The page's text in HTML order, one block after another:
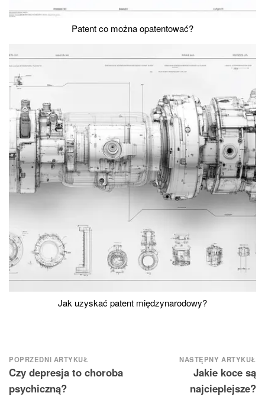
Patent co można opatentować?
Jak uzyskać patent międzynarodowy?
Nawigacja
wpisu
POPRZEDNI ARTYKUŁ
Czy depresja to choroba
psychiczną?
NASTĘPNY ARTYKUŁ
Jakie koce są
najcieplejsze?